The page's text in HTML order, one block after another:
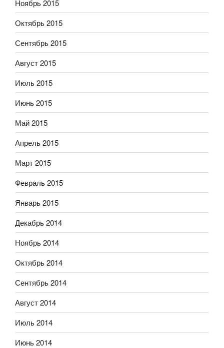
Ноябрь 2015
Октябрь 2015
Сентябрь 2015
Август 2015
Июль 2015
Июнь 2015
Май 2015
Апрель 2015
Март 2015
Февраль 2015
Январь 2015
Декабрь 2014
Ноябрь 2014
Октябрь 2014
Сентябрь 2014
Август 2014
Июль 2014
Июнь 2014